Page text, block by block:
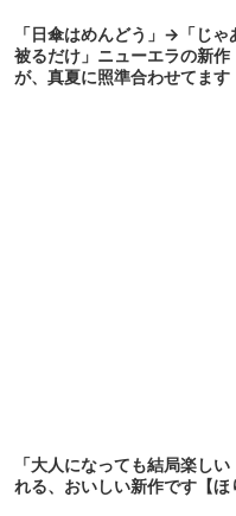
「日傘はめんどう」→「じゃ
被るだけ」ニューエラの新作
が、真夏に照準合わせてます
「大人になっても結局楽し
れる、おいしい新作です【ほ